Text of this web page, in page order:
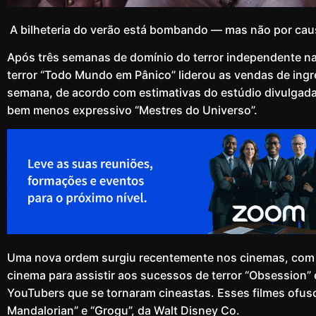
A bilheteria do verão está bombando — mas não por
Após três semanas de domínio do terror independente
terror “Todo Mundo em Pânico” liderou as vendas de
semana, de acordo com estimativas do estúdio
bem menos expressivo “Mestres do Universo”.
Uma nova ordem surgiu recentemente nos cinemas,
cinema para assistir aos sucessos de terror “Obsession”
YouTubers que se tornaram cineastas. Esses filmes
Mandalorian” e “Grogu”, da Walt Disney Co.